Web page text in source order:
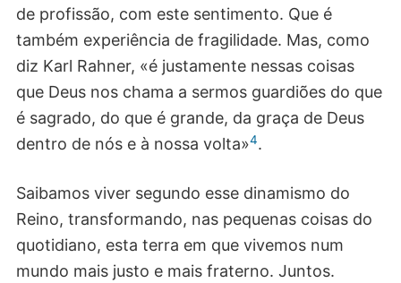
de profissão, com este sentimento. Que é
também experiência de fragilidade. Mas, como
diz Karl Rahner, «é justamente nessas coisas
que Deus nos chama a sermos guardiões do que
é sagrado, do que é grande, da graça de Deus
dentro de nós e à nossa volta»4.
Saibamos viver segundo esse dinamismo do
Reino, transformando, nas pequenas coisas do
quotidiano, esta terra em que vivemos num
mundo mais justo e mais fraterno. Juntos.